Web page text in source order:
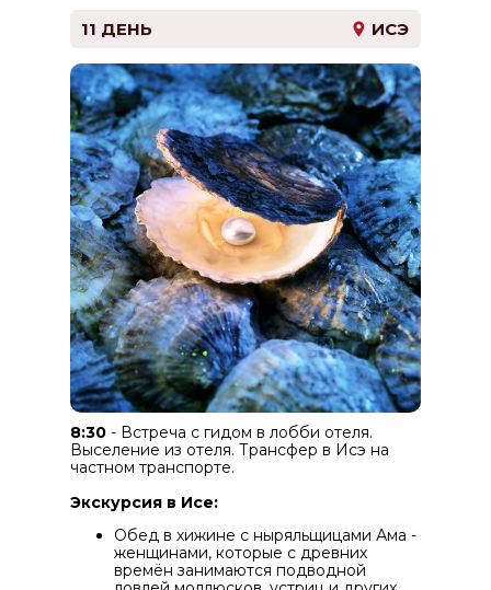
8:30 - Встреча с гидом в лобби отеля.
Выселение из отеля. Трансфер в Исэ на
частном транспорте.
Экскурсия в Исе:
Обед в хижине с ныряльщицами Ама -
женщинами, которые с древних
времён занимаются подводной
11 ДЕНЬ ИСЭ